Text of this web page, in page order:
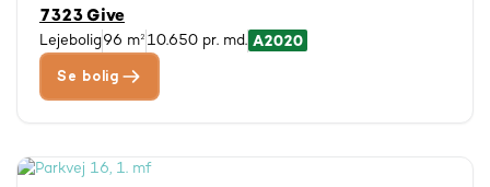
7323 Give
Lejebolig96 m² 10.650 pr. md.
Se bolig